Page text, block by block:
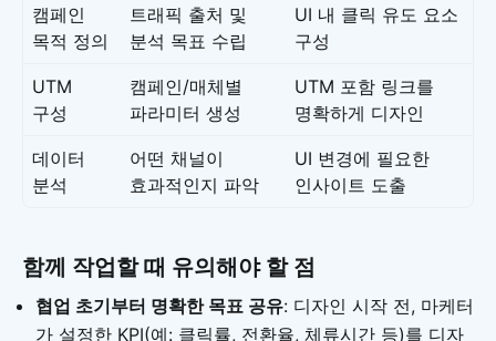
캠페인
목적 정의
트래픽 출처 및
분석 목표 수립
UI 내 클릭 유도 요소
구성
UTM
구성
캠페인/매체별
파라미터 생성
UTM 포함 링크를
명확하게 디자인
데이터
분석
어떤 채널이
효과적인지 파악
UI 변경에 필요한
인사이트 도출
함께 작업할 때 유의해야 할 점
협업 초기부터 명확한 목표 공유: 디자인 시작 전, 마케터
가 설정한 KPI(예: 클릭률, 전환율, 체류시간 등)를 디자